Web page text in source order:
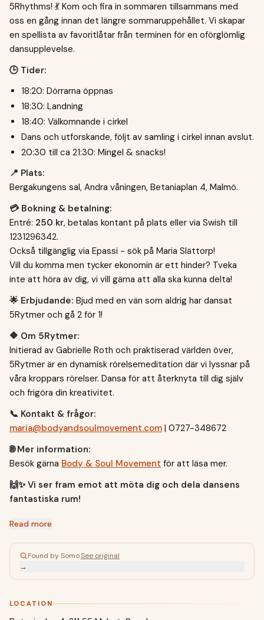
5Rhythms! 💃 Kom och fira in sommaren tillsammans med
oss en gång innan det längre sommaruppehållet. Vi skapar
en spellista av favoritlåtar från terminen för en oförglömlig
dansupplevelse.
🕒 Tider:
18:20: Dörrarna öppnas
18:30: Landning
18:40: Välkomnande i cirkel
Dans och utforskande, följt av samling i cirkel innan avslut.
20:30 till ca 21:30: Mingel & snacks!
📍 Plats:
Bergakungens sal, Andra våningen, Betaniaplan 4, Malmö.
💳 Bokning & betalning:
Entré: 250 kr, betalas kontant på plats eller via Swish till
1231296342.
Också tillgänglig via Epassi - sök på Maria Slättorp!
Vill du komma men tycker ekonomin är ett hinder? Tveka
inte att höra av dig, vi vill gärna att alla ska kunna delta!
🌟 Erbjudande: Bjud med en vän som aldrig har dansat
5Rytmer och gå 2 för 1!
🔶 Om 5Rytmer:
Initierad av Gabrielle Roth och praktiserad världen över,
5Rytmer är en dynamisk rörelsemeditation där vi lyssnar på
våra kroppars rörelser. Dansa för att återknyta till dig själv
och frigöra din kreativitet.
📞 Kontakt & frågor:
maria@bodyandsoulmovement.com | 0727-348672
🌐 Mer information:
Besök gärna Body & Soul Movement för att läsa mer.
🙌✨ Vi ser fram emot att möta dig och dela dansens
fantastiska rum!
Read more
Found by SomoSee original
→
LOCATION